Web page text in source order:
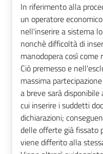
In riferimento alla
un operatore
nell'inserire a sistema
nonchè difficoltà di
manodopera così come
Ciò premesso e
massima
a breve sarà
cui inserire i suddetti
dichiarazioni;
delle offerte già fissato
viene differito alla